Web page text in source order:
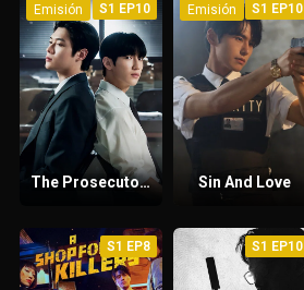
Emisión
The Prosecutor’s Proposal
S1 EP10 Emisión
Sin And Love
S1 EP10
S1 EP8 S1 EP10